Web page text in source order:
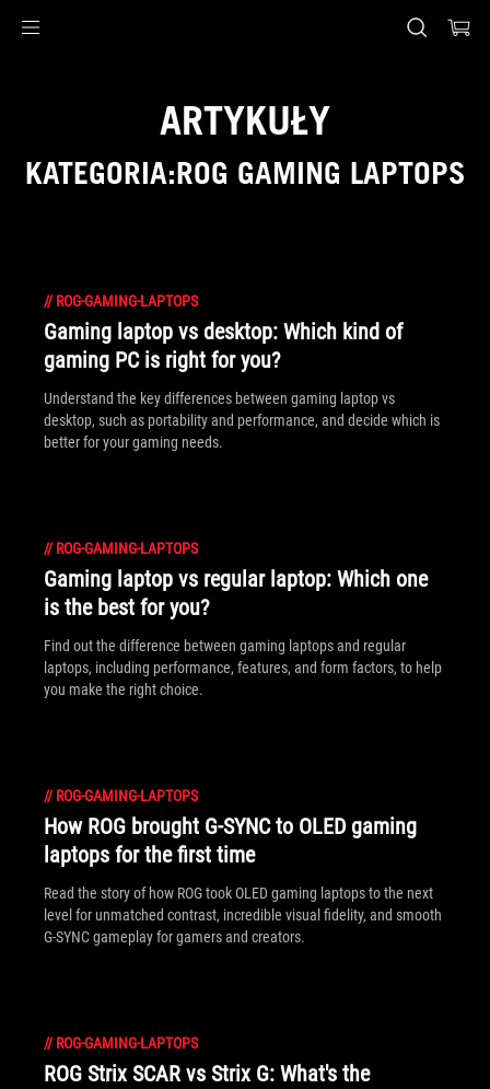
ARTYKUŁY
KATEGORIA:ROG GAMING LAPTOPS
// ROG-GAMING-LAPTOPS
Gaming laptop vs desktop: Which kind of
gaming PC is right for you?
Understand the key differences between gaming laptop vs
desktop, such as portability and performance, and decide which is
better for your gaming needs.
// ROG-GAMING-LAPTOPS
Gaming laptop vs regular laptop: Which one
is the best for you?
Find out the difference between gaming laptops and regular
laptops, including performance, features, and form factors, to help
you make the right choice.
// ROG-GAMING-LAPTOPS
How ROG brought G-SYNC to OLED gaming
laptops for the first time
Read the story of how ROG took OLED gaming laptops to the next
level for unmatched contrast, incredible visual fidelity, and smooth
G-SYNC gameplay for gamers and creators.
// ROG-GAMING-LAPTOPS
ROG Strix SCAR vs Strix G: What's the